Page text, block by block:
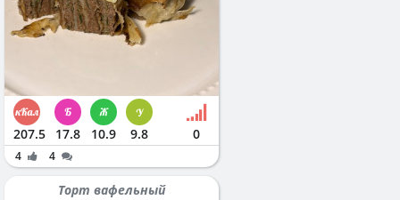
207.5 17.8 10.9 9.8 0
4 4
Торт вафельный